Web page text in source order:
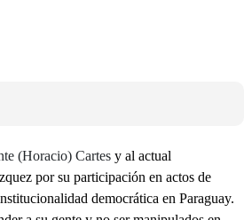
(Horacio) Cartes y al actual
por su participación en actos de
democrática en Paraguay.